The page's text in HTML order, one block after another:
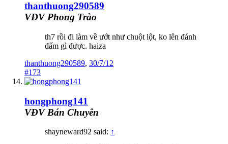
thanthuong290589
VĐV Phong Trào
th7 rồi đi làm về ướt như chuột lột, ko lên đánh
đấm gì được. haiza
thanthuong290589, 30/7/12
#173
hongphong141
VĐV Bán Chuyên
shayneward92 said: ↑